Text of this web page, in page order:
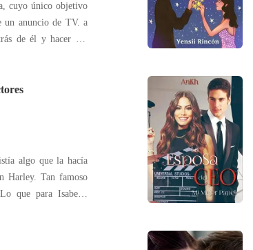
cuyo único objetivo
un anuncio de TV. a
de él y hacer sus
y viciosa histori
algo que la hacía
Harley. Tan famoso
que para Isabella
ese entonces I